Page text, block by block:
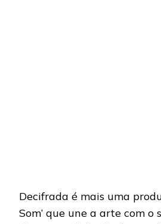
Decifrada é mais uma
Som’ que une a arte com o